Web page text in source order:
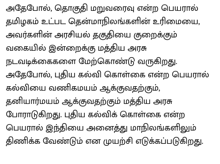
அதேபோல், தொகுதி மறுவரைவு என்ற பெயரால்
தமிழகம் உட்பட தென்மாநிலங்களின் உரிமையை,
அவர்களின் அரசியல் தகுதியை குறைக்கும்
வகையில் இன்றைக்கு மத்திய அரசு
நடவடிக்கைகளை மேற்கொண்டு வருகிறது.
அதேபோல், புதிய கல்வி கொள்கை என்ற பெயரால்
கல்வியை வணிகமயம் ஆக்குவதற்கும்,
தனியார்மயம் ஆக்குவதற்கும் மத்திய அரசு
போராடுகிறது. புதிய கல்விக் கொள்கை என்ற
பெயரால் இந்தியை அனைத்து மாநிலங்களிலும்
திணிக்க வேண்டும் என முயற்சி எடுக்கப்படுகிறது.